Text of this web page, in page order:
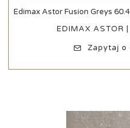
Edimax Astor Fusion Greys
EDIMAX ASTOR |
Zapytaj o
Szybki